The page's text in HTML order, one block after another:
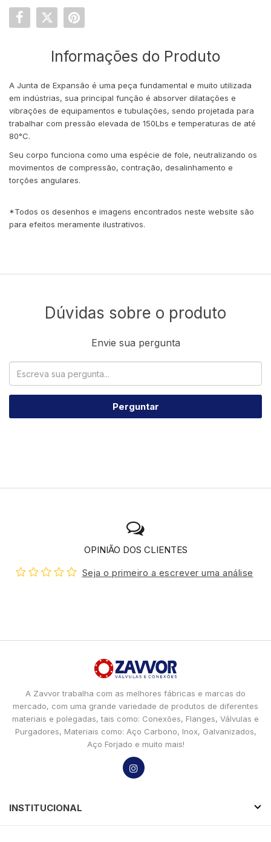
Informações do Produto
A Junta de Expansão é uma peça fundamental e muito utilizada
em indústrias, sua principal função é absorver dilatações e
vibrações de equipamentos e tubulações, sendo projetada para
trabalhar com pressão elevada de 150Lbs e temperaturas de até
80°C.
Seu corpo funciona como uma espécie de fole, neutralizando os
movimentos de compressão, contração, desalinhamento e
torções angulares.
*Todos os desenhos e imagens encontrados neste website são
para efeitos meramente ilustrativos.
Dúvidas sobre o produto
Envie sua pergunta
Perguntar
OPINIÃO DOS CLIENTES
Seja o primeiro a escrever uma análise
A Zavvor trabalha com as melhores fábricas e marcas do
mercado, com uma grande variedade de produtos de diferentes
materiais e polegadas, tais como: Conexões, Flanges, Válvulas e
Purgadores, Materiais como: Aço Carbono, Inox, Galvanizados,
Aço Forjado e muito mais!
INSTITUCIONAL